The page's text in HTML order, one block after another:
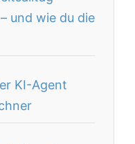
und wie du die
KI-Agent